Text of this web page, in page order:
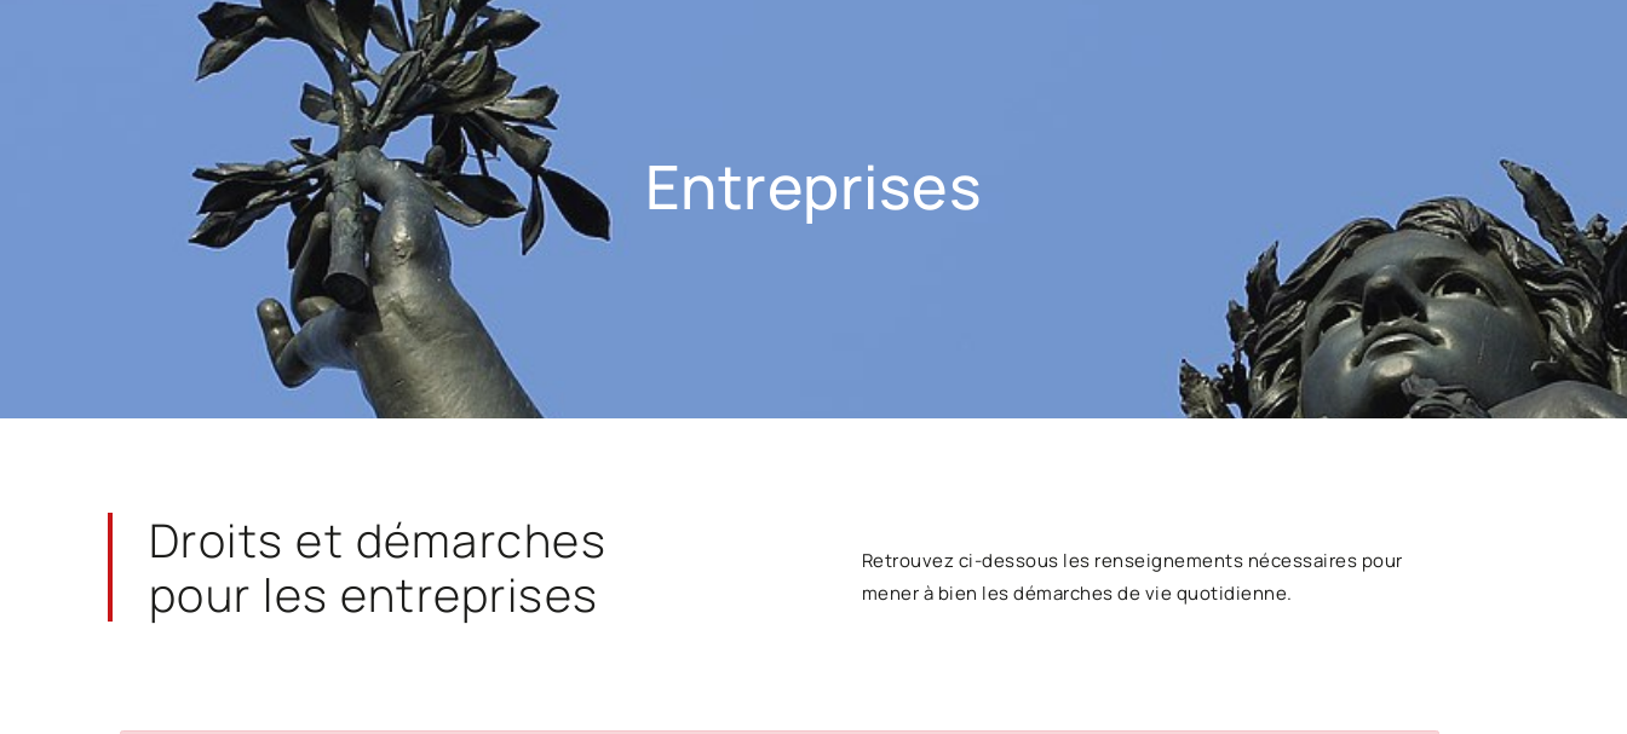
Entreprises
Droits et démarches
pour les entreprises
Retrouvez ci-dessous les renseignements nécessaires pour
mener à bien les démarches de vie quotidienne.